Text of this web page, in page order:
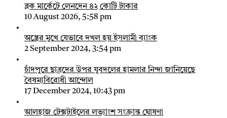
ব্লক মার্কেটে লেনদেন ৪২ কোটি টাকার
10 August 2026, 5:58 pm
অস্ত্রের মুখে যেভাবে দখল হয় ইসলামী ব্যাংক
2 September 2024, 3:54 pm
চাঁদপুরে ছাত্রদের উপর যুবদলের হামলার নিন্দা জানিয়েছে
বৈষম্যবিরোধী আন্দোল
17 December 2024, 10:43 pm
আলহাজ টেক্সটাইলের লভ্যাংশ সংক্রান্ত ঘোষণা